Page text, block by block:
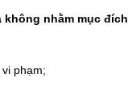
nhằm mục đích
phạm;